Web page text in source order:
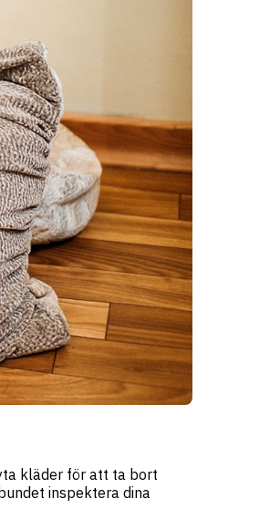
kläder för att ta bort
inspektera dina